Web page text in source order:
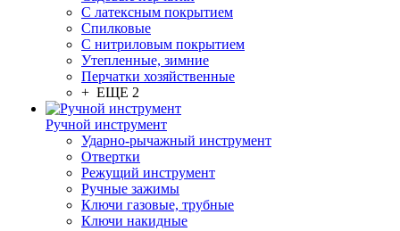
С латексным покрытием
Cпилковые
С нитриловым покрытием
Утепленные, зимние
Перчатки хозяйственные
+ ЕЩЕ 2
Ручной инструмент
Ударно-рычажный инструмент
Отвертки
Режущий инструмент
Ручные зажимы
Ключи газовые, трубные
Ключи накидные